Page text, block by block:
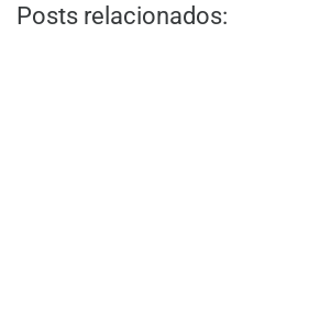
Posts relacionados: